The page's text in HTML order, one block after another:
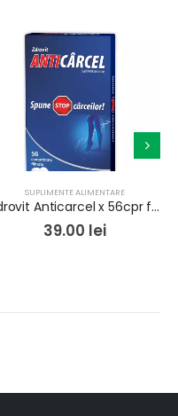
SUPLIMENTE ALIMENTARE
Zdrovit Anticarcel x 56cpr film
39.00 lei